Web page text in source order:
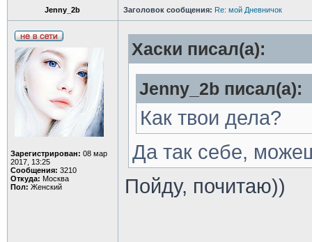
Jenny_2b Заголовок сообщения: Re: мой Дневничок
Зарегистрирован: 08 мар
2017, 13:25
Сообщения: 3210
Откуда: Москва
Пол: Женский
Хаски писал(а):
Jenny_2b писал(а):
Как твои дела?
Да так себе,
Пойду, почитаю))